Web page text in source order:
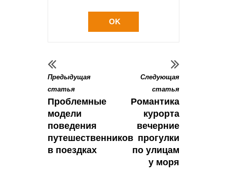
OK
Предыдущая
статья
Проблемные
модели
поведения
путешественников
в поездках
Следующая
статья
Романтика
курорта
вечерние
прогулки
по улицам
у моря